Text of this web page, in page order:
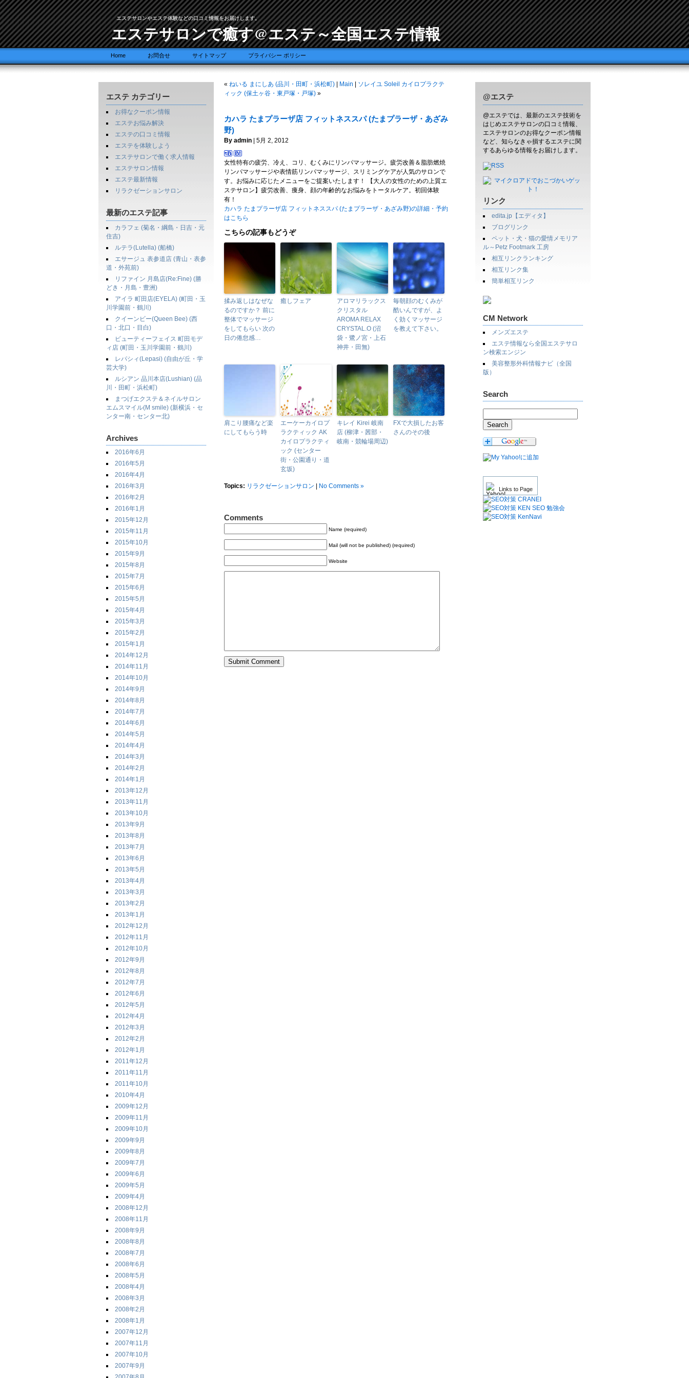
エステサロンやエステ体験などの口コミ情報をお届けします。
エステサロンで癒す@エステ～全国エステ情報
Home お問合せ サイトマップ プライバシー ポリシー
エステ カテゴリー
お得なクーポン情報
エステお悩み解決
エステの口コミ情報
エステを体験しよう
エステサロンで働く求人情報
エステサロン情報
エステ最新情報
リラクゼーションサロン
最新のエステ記事
カラフェ (菊名・綱島・日吉・元
住吉)
ルテラ(Lutella) (船橋)
エサージュ 表参道店 (青山・表参
道・外苑前)
リファイン 月島店(Re:Fine) (勝
どき・月島・豊洲)
アイラ 町田店(EYELA) (町田・玉
川学園前・鶴川)
クイーンビー(Queen Bee) (西
口・北口・目白)
ビューティーフェイス 町田モデ
ィ店 (町田・玉川学園前・鶴川)
レパシィ(Lepasi) (自由が丘・学
芸大学)
ルシアン 品川本店(Lushian) (品
川・田町・浜松町)
まつげエクステ＆ネイルサロン
エムスマイル(M smile) (新横浜・セ
ンター南・センター北)
Archives
2016年6月
2016年5月
2016年4月
2016年3月
2016年2月
2016年1月
2015年12月
2015年11月
2015年10月
2015年9月
2015年8月
2015年7月
2015年6月
2015年5月
2015年4月
2015年3月
2015年2月
2015年1月
2014年12月
2014年11月
2014年10月
2014年9月
2014年8月
2014年7月
2014年6月
2014年5月
2014年4月
2014年3月
2014年2月
2014年1月
2013年12月
2013年11月
2013年10月
2013年9月
2013年8月
2013年7月
2013年6月
2013年5月
2013年4月
2013年3月
2013年2月
2013年1月
2012年12月
2012年11月
2012年10月
2012年9月
2012年8月
2012年7月
2012年6月
2012年5月
2012年4月
2012年3月
2012年2月
2012年1月
2011年12月
2011年11月
2011年10月
2010年4月
2009年12月
2009年11月
2009年10月
2009年9月
2009年8月
2009年7月
2009年6月
2009年5月
2009年4月
2008年12月
2008年11月
2008年9月
2008年8月
2008年7月
2008年6月
2008年5月
2008年4月
2008年3月
2008年2月
2008年1月
2007年12月
2007年11月
2007年10月
2007年9月
@エステ
@エステでは、最新のエステ技術を
はじめエステサロンの口コミ情報、
エステサロンのお得なクーポン情報
など、知らなきゃ損するエステに関
するあらゆる情報をお届けします。
リンク
edita.jp【エディタ】
ブログリンク
ペット・犬・猫の愛情メモリア
ル～Petz Footmark 工房
相互リンクランキング
相互リンク集
簡単相互リンク
CM Network
メンズエステ
エステ情報なら全国エステサロ
ン検索エンジン
美容整形外科情報ナビ（全国
版）
Search
Links to Page
« ねいる まにしあ (品川・田町・浜松町) Main
ソレイユ Soleil カイロプラクテ
ィック (保土ヶ谷・東戸塚・戸塚) »
カハラ たまプラーザ店 フィットネススパ (たまプラーザ・あざみ
野)
By admin | 5月 2, 2012
女性特有の疲労、冷え、コリ、むくみにリンパマッサージ。疲労改善＆脂肪燃焼
リンパマッサージや表情筋リンパマッサージ、スリミングケアが人気のサロンで
す。お悩みに応じたメニューをご提案いたします！ 【大人の女性のための上質エ
ステサロン】疲労改善、痩身、顔の年齢的なお悩みをトータルケア。初回体験
有！
カハラ たまプラーザ店 フィットネススパ (たまプラーザ・あざみ野)の詳細・予約
はこちら
こちらの記事もどうぞ
揉み返しはなぜな
るのですか？ 前に
整体でマッサージ
をしてもらい 次の
日の倦怠感…
癒しフェア
アロマリラックス
クリスタル
AROMA RELAX
CRYSTAL.O (沼
袋・鷺ノ宮・上石
神井・田無)
毎朝顔のむくみが
酷いんですが、よ
く効くマッサージ
を教えて下さい。
肩こり腰痛など楽
にしてもらう時
エーケーカイロプ
ラクティック AK
カイロプラクティ
ック (センター
街・公園通り・道
玄坂)
キレイ Kirei 岐南
店 (柳津・茜部・
岐南・競輪場周辺)
FXで大損したお客
さんのその後
Topics: リラクゼーションサロン No Comments »
Comments
Name (required)
Mail (will not be published) (required)
Website